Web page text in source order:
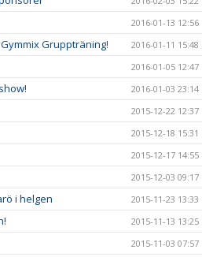
2016-01-13 12:56
Gruppträning! 2016-01-11 15:48
2016-01-05 12:47
2016-01-03 23:14
2015-12-22 12:37
2015-12-18 15:31
2015-12-17 14:55
2015-12-03 09:17
i helgen 2015-11-23 13:33
2015-11-13 13:25
2015-11-03 07:57